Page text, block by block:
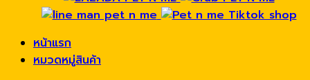
หน้าแรก
หมวดหมู่สินค้า